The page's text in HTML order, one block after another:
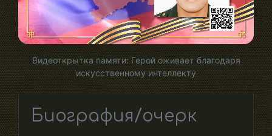
Видеоткрытка памяти: Герой оживает благодаря
искусственному интеллекту
Биография/очерк